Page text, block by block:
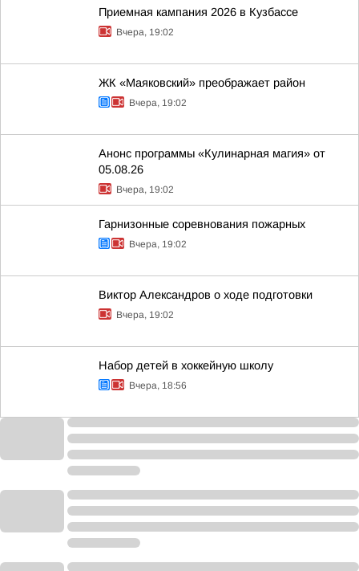
Приемная кампания 2026 в Кузбассе
Вчера, 19:02
ЖК «Маяковский» преображает район
Вчера, 19:02
Анонс программы «Кулинарная магия» от
05.08.26
Вчера, 19:02
Гарнизонные соревнования пожарных
Вчера, 19:02
Виктор Александров о ходе подготовки
Вчера, 19:02
Набор детей в хоккейную школу
Вчера, 18:56